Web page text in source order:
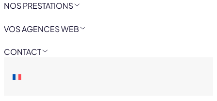
NOS PRESTATIONS
VOS AGENCES WEB
CONTACT